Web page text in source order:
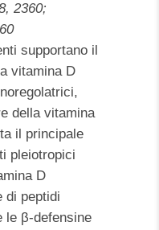
2360;
supportano il
vitamina D
della vitamina
il principale
pleiotropici
D
di peptidi
le β-defensine